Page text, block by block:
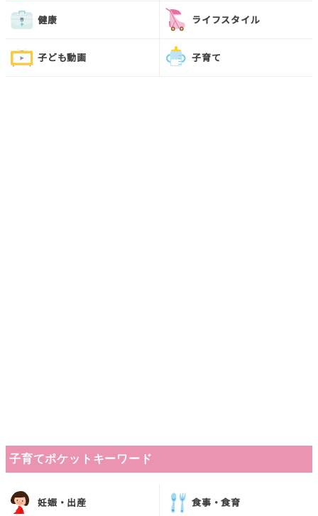
健康 ライフスタイル
子ども動画 子育て
子育てポケットキーワード
妊娠・出産 食事・食育